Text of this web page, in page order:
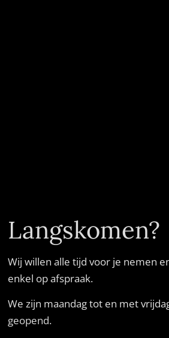
Langskomen?
Wij willen alle tijd voor je nemen
enkel op afspraak.
We zijn maandag tot en met
geopend.